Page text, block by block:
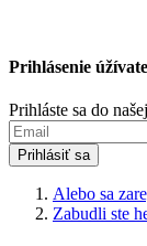
Prihlásenie
Prihláste sa do
Alebo sa
Zabudli ste